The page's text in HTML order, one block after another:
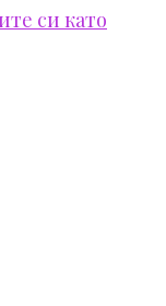
си като